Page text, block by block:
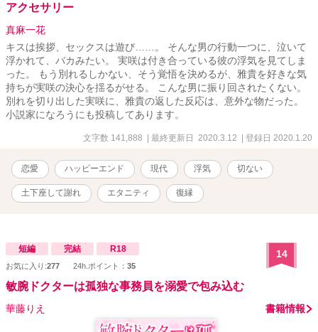
アクセサリー
真麻一花
キスは挨拶、セックスは遊び……。 そんな男の行動一つに、泣いて
浮かれて、バカみたい。 実咲は付き合っている彼の浮気を見てしま
った。 もう別れるしかない、そう覚悟を決めるが、雅貴を好きな気
持ちが実咲の決心を揺るがせる。 こんな男に振り回されたくない。
別れを切り出した実咲に、雅貴の返した反応は、意外な物だった。
小説家になろうにも投稿してあります。
文字数 141,888 | 最終更新日 2020.3.12 | 登録日 2020.1.20
恋愛 ハッピーエンド 現代 浮気 切ない
土下座して謝れ エタニティ 復縁
短編 完結 R18
お気に入り:277 24h.ポイント： 35
14
敏腕ドクターは孤独な事務員を溺愛で包み込む
華藤りえ 書籍情報